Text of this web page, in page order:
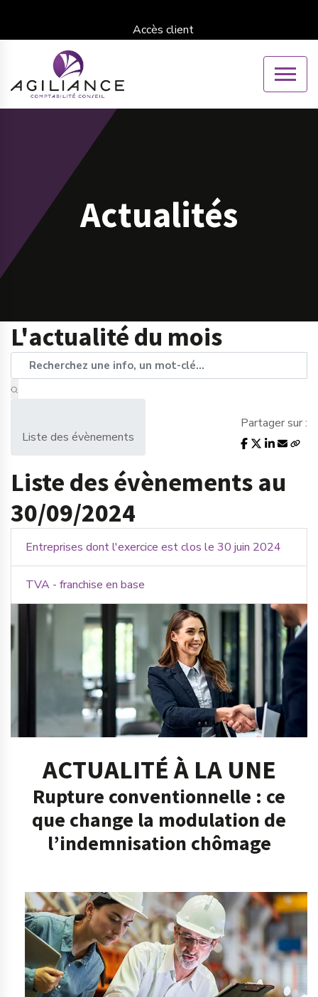
Accès client
Actualités
L'actualité du mois
Liste des évènements
Partager sur :
Liste des évènements au
30/09/2024
Entreprises dont l'exercice est clos le 30 juin 2024
TVA - franchise en base
ACTUALITÉ À LA UNE
Rupture conventionnelle : ce
que change la modulation de
l’indemnisation chômage